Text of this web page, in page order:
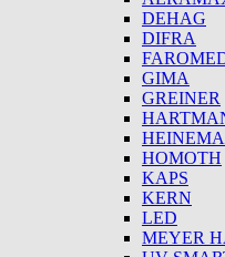
DEHAG
DIFRA
GIMA
GREINER
HOMOTH
KAPS
KERN
LED
MEYER